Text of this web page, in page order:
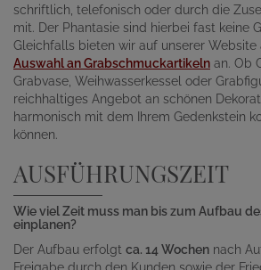
schriftlich, telefonisch oder durch die
mit. Der Phantasie sind hierbei fast keine
Gleichfalls bieten wir auf unserer Website
Auswahl an Grabschmuckartikeln an. Ob
Grabvase, Weihwasserkessel oder
reichhaltiges Angebot an schönen
harmonisch mit dem Ihrem Gedenkstein
können.
AUSFÜHRUNGSZEIT
Wie viel Zeit muss man bis zum Aufbau
einplanen?
Der Aufbau erfolgt ca. 14 Wochen nach
Freigabe durch den Kunden sowie der